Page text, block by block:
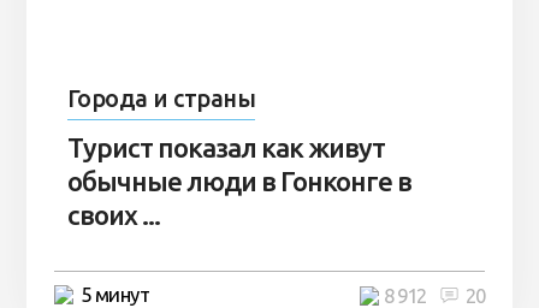
Города и страны
Турист показал как живут
обычные люди в Гонконге в
своих ...
5 минут 20
8 912